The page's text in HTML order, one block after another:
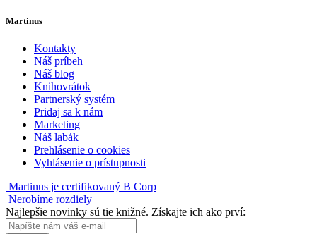
Martinus
Kontakty
Náš príbeh
Náš blog
Knihovrátok
Partnerský systém
Pridaj sa k nám
Marketing
Náš labák
Prehlásenie o cookies
Vyhlásenie o prístupnosti
Martinus je certifikovaný B Corp
Nerobíme rozdiely
Najlepšie novinky sú tie knižné. Získajte ich ako prví: